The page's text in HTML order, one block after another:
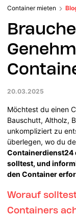
Container mieten
20.03.2025
Möchtest du einen
Bauschutt, Altholz,
unkompliziert zu
überlegen, wo du
Containerdienst24
solltest, und
den Container
Worauf
Containers